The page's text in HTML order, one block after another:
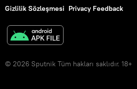
Gizlilik Sözleşmesi Privacy Feedback
© 2026 Sputnik Tüm hakları saklıdır. 18+